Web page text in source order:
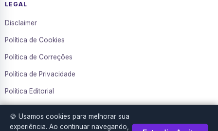
LEGAL
Disclaimer
Política de Cookies
Política de Correções
Política de Privacidade
Política Editorial
Transparência
🍪 Usamos cookies para melhorar sua
experiência. Ao continuar navegando,